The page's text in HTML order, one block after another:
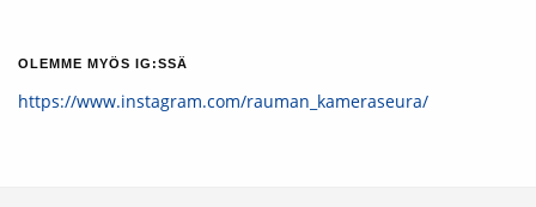
OLEMME MYÖS IG:SSÄ
https://www.instagram.com/rauman_kameraseura/